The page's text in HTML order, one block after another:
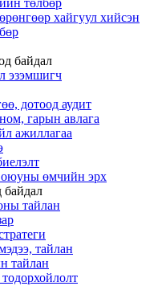
төлбөр
хайгуул хийсэн
байдал
эзэмшигч
дотоод аудит
гарын авлага
ажиллагаа
өмчийн эрх
тайлан
тайлан
тайлан